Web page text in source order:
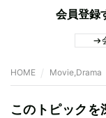
会員登録
HOME Movie,Drama
このトピックを